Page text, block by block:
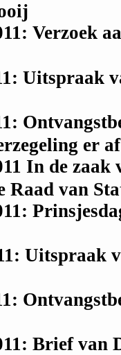
Verzoek
Uitspraak
er af
In de
Raad van
Uitspraak
Brief van